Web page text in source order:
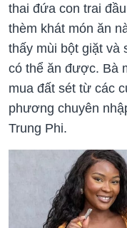
thai đứa con trai
thèm khát món ăn
thấy mùi bột giặt và
có thể ăn được. Bà
mua đất sét từ các
phương chuyên
Trung Phi.